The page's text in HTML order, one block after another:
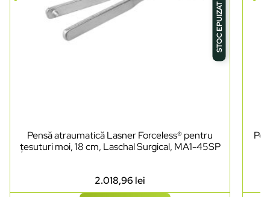
STOC EPUIZAT
Pensă atraumatică Lasner Forceless® pentru
țesuturi moi, 18 cm, Laschal Surgical, MA1-45SP
2.018,96 lei